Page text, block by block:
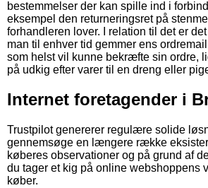
bestemmelser der kan spille ind i
eksempel den returneringsret på
forhandleren lover. I relation til det er
man til enhver tid gemmer ens
som helst vil kunne bekræfte sin ordre,
på udkig efter varer til en dreng eller
Internet foretagender i
Trustpilot genererer regulære solide
gennemsøge en længere række
køberes observationer og på grund af
du tager et kig på online webshoppens
køber.